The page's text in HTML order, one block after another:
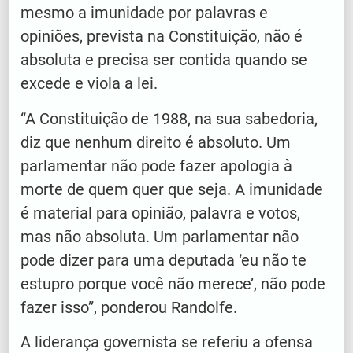
mesmo a imunidade por palavras e
opiniões, prevista na Constituição, não é
absoluta e precisa ser contida quando se
excede e viola a lei.
“A Constituição de 1988, na sua sabedoria,
diz que nenhum direito é absoluto. Um
parlamentar não pode fazer apologia à
morte de quem quer que seja. A imunidade
é material para opinião, palavra e votos,
mas não absoluta. Um parlamentar não
pode dizer para uma deputada ‘eu não te
estupro porque você não merece’, não pode
fazer isso”, ponderou Randolfe.
A liderança governista se referiu a ofensa